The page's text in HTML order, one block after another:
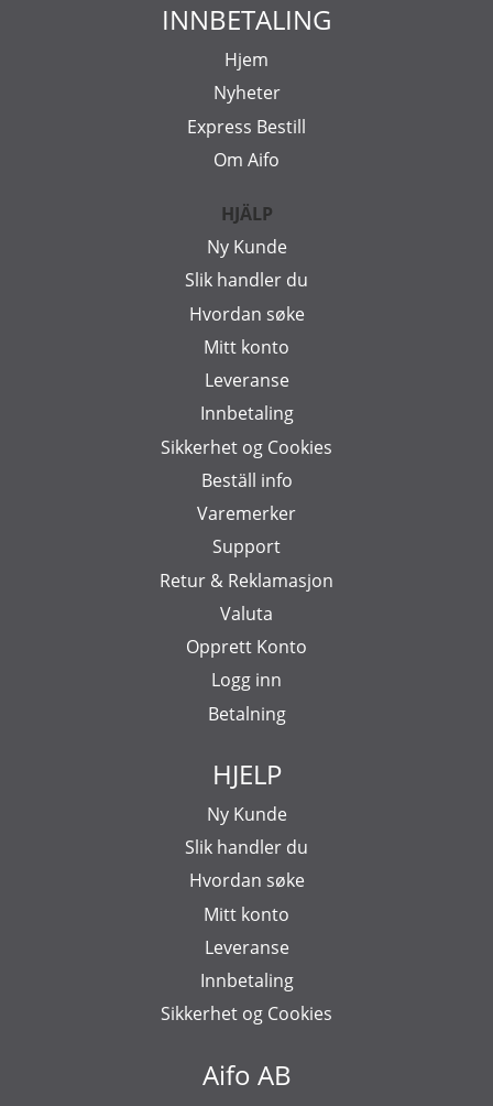
Aifo AB
INNBETALING
Hjem
Nyheter
Express Bestill
Om Aifo
HJÄLP
Ny Kunde
Slik handler du
Hvordan søke
Mitt konto
Leveranse
Innbetaling
Sikkerhet og Cookies
Beställ info
Varemerker
Support
Retur & Reklamasjon
Valuta
Opprett Konto
Logg inn
Betalning
HJELP
Ny Kunde
Slik handler du
Hvordan søke
Mitt konto
Leveranse
Innbetaling
Sikkerhet og Cookies